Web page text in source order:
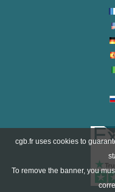
cgb.fr uses cookies to
To remove the banner, you